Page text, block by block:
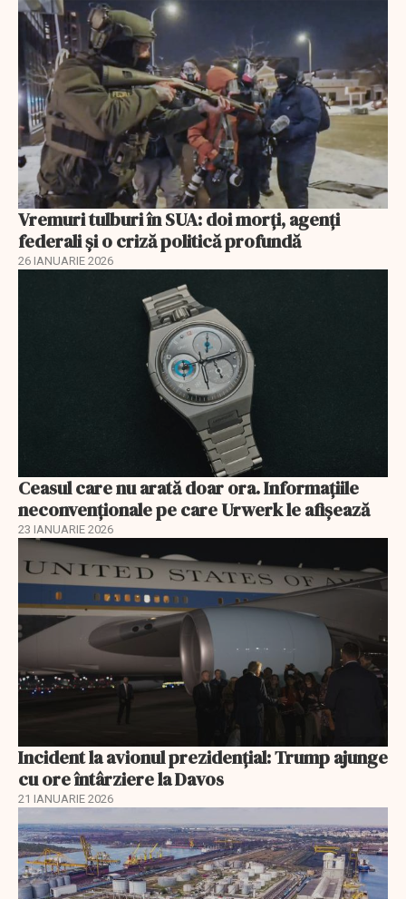
Vremuri tulburi în SUA: doi morți, agenți
federali și o criză politică profundă
26 IANUARIE 2026
Ceasul care nu arată doar ora. Informațiile
neconvenționale pe care Urwerk le afișează
23 IANUARIE 2026
Incident la avionul prezidențial: Trump ajunge
cu ore întârziere la Davos
21 IANUARIE 2026
EXCLUSIV